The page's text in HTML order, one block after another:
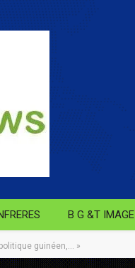
B G &T IMAGE
guinéen,… »